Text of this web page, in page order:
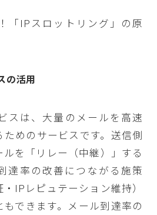
「IPスロットリング」の原
の活用
スは、大量のメールを高速
めのサービスです。送信側
を「リレー（中継）」する
達率の改善につながる施策
・IPレピュテーション維持）
できます。メール到達率の